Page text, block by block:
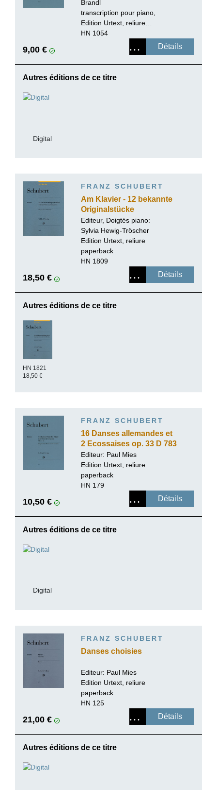
Brandl
transcription pour piano,
Edition Urtext, reliure
paperback
HN 1054
9,00 € Détails
Autres éditions de ce titre
Digital
FRANZ SCHUBERT
Am Klavier - 12 bekannte
Originalstücke
Editeur, Doigtés piano:
Sylvia Hewig-Tröscher
Edition Urtext, reliure
paperback
HN 1809
18,50 € Détails
Autres éditions de ce titre
HN 1821
18,50 €
FRANZ SCHUBERT
16 Danses allemandes et
2 Ecossaises op. 33 D 783
Editeur: Paul Mies
Edition Urtext, reliure
paperback
HN 179
10,50 € Détails
Autres éditions de ce titre
Digital
FRANZ SCHUBERT
Danses choisies
Editeur: Paul Mies
Edition Urtext, reliure
paperback
HN 125
21,00 € Détails
Autres éditions de ce titre